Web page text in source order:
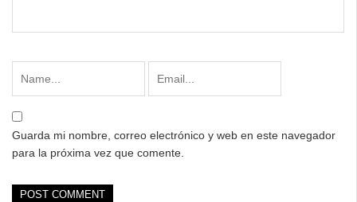
Guarda mi nombre, correo electrónico y web en este navegador
para la próxima vez que comente.